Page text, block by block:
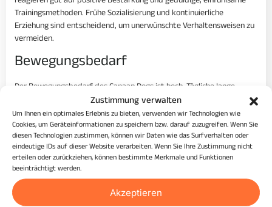
Zustimmung verwalten
Um Ihnen ein optimales Erlebnis zu bieten, verwenden wir Technologien wie
Cookies, um Geräteinformationen zu speichern bzw. darauf zuzugreifen. Wenn Sie
diesen Technologien zustimmen, können wir Daten wie das Surfverhalten oder
eindeutige IDs auf dieser Website verarbeiten. Wenn Sie Ihre Zustimmung nicht
erteilen oder zurückziehen, können bestimmte Merkmale und Funktionen
beeinträchtigt werden.
Akzeptieren
Trainingsmethoden. Frühe Sozialisierung und kontinuierliche
Erziehung sind entscheidend, um unerwünschte Verhaltensweisen zu
vermeiden.
Bewegungsbedarf
Der Bewegungsbedarf des Canaan Dogs ist hoch. Tägliche lange
Spaziergänge, Laufen und viel Spielzeit im Freien sind ratsam. Auch
Hundesportarten wie Agility können eine gute Möglichkeit sein, den
Hund körperlich und geistig gefordert zu halten.
Besondere Anforderungen
Da Canaan Dogs ursprünglich als Hüte- und Wachhunde in einer
harschen Umwelt lebten, haben sie einen starken Schutztrieb und
einen unabhängigen Charakter. Potentiale Besitzer sollten sich